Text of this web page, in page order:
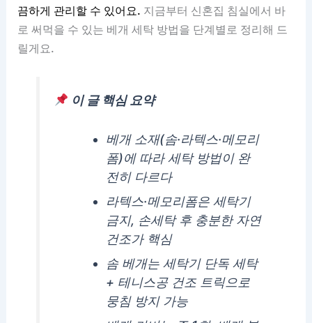
끔하게 관리할 수 있어요. 지금부터 신혼집 침실에서 바
로 써먹을 수 있는 베개 세탁 방법을 단계별로 정리해 드
릴게요.
이 글 핵심 요약
베개 소재(솜·라텍스·메모리
폼)에 따라 세탁 방법이 완
전히 다르다
라텍스·메모리폼은 세탁기
금지, 손세탁 후 충분한 자연
건조가 핵심
솜 베개는 세탁기 단독 세탁
+ 테니스공 건조 트릭으로
뭉침 방지 가능